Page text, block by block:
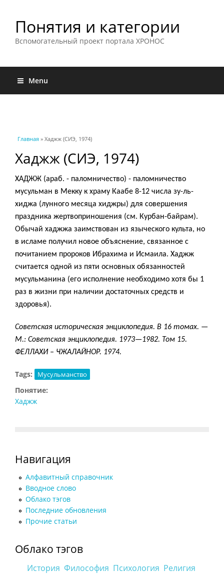
Понятия и категории
Вспомогательный проект портала ХРОНОС
Menu
Вы здесь
Главная » Хаджж (СИЭ, 1974)
Хаджж (СИЭ, 1974)
ХАДЖЖ (араб. - паломничество) - паломничество
мусульман в Мекку к храму Каабе 8-12 числа зу-ль-
хиджа (лунного месяца хиджры) для совершения
праздника жертвоприношения (см. Курбан-байрам).
Обычай хаджжа заимствован из языческого культа, но
в исламе получил новое объяснение, связанное с
почитанием пророков Ибрахима и Исмаила. Хаджж
считается одной из пяти основных обязанностей
мусульманина (его исполнение необходимо хотя бы 1
раз в жизни при наличии достаточных средств и
здоровья).
Советская историческая энциклопедия. В 16 томах. —
М.: Советская энциклопедия. 1973—1982. Том 15.
ФЕЛЛАХИ – ЧЖАЛАЙНОР. 1974.
Tags: Мусульманство
Понятие:
Хаджж
Навигация
Алфавитный справочник
Вводное слово
Облако тэгов
Последние обновления
Прочие статьи
Облако тэгов
История Философия Психология Религия